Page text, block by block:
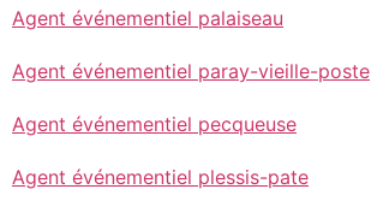
Agent événementiel palaiseau
Agent événementiel paray-vieille-poste
Agent événementiel pecqueuse
Agent événementiel plessis-pate